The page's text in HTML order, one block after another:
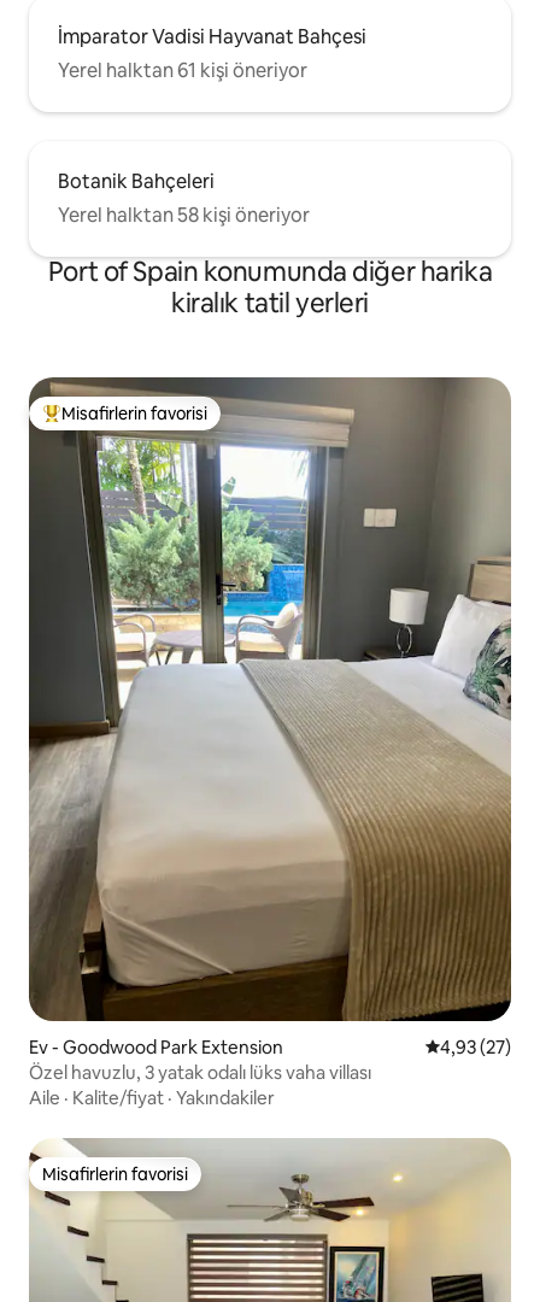
İmparator Vadisi Hayvanat Bahçesi
Yerel halktan 61 kişi öneriyor
Botanik Bahçeleri
Yerel halktan 58 kişi öneriyor
Port of Spain konumunda diğer harika
kiralık tatil yerleri
Misafirlerin favorilerinden en beğenilenler arasında
Misafirlerin favorisi
Ev - Goodwood Park Extension 5 üzerinden
4,93 (27)
Özel havuzlu, 3 yatak odalı lüks vaha villası
Aile · Kalite/fiyat · Yakındakiler
Misafirlerin favorisi
Misafirlerin favorisi